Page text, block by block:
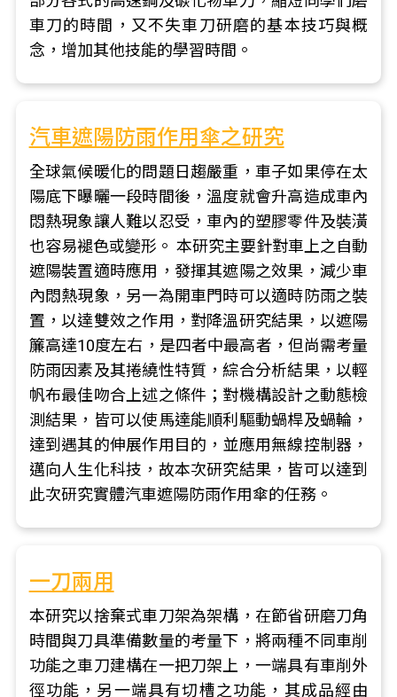
車刀的時間，又不失車刀研磨的基本技巧與概
念，增加其他技能的學習時間。
汽車遮陽防雨作用傘之研究
全球氣候暖化的問題日趨嚴重，車子如果停在太
陽底下曝曬一段時間後，溫度就會升高造成車內
悶熱現象讓人難以忍受，車內的塑膠零件及裝潢
也容易褪色或變形。 本研究主要針對車上之自動
遮陽裝置適時應用，發揮其遮陽之效果，減少車
內悶熱現象，另一為開車門時可以適時防雨之裝
置，以達雙效之作用，對降溫研究結果，以遮陽
簾高達10度左右，是四者中最高者，但尚需考量
防雨因素及其捲繞性特質，綜合分析結果，以輕
帆布最佳吻合上述之條件；對機構設計之動態檢
測結果，皆可以使馬達能順利驅動蝸桿及蝸輪，
達到遇其的伸展作用目的，並應用無線控制器，
邁向人生化科技，故本次研究結果，皆可以達到
此次研究實體汽車遮陽防雨作用傘的任務。
一刀兩用
本研究以捨棄式車刀架為架構，在節省研磨刀角
時間與刀具準備數量的考量下，將兩種不同車削
功能之車刀建構在一把刀架上，一端具有車削外
徑功能，另一端具有切槽之功能，其成品經由